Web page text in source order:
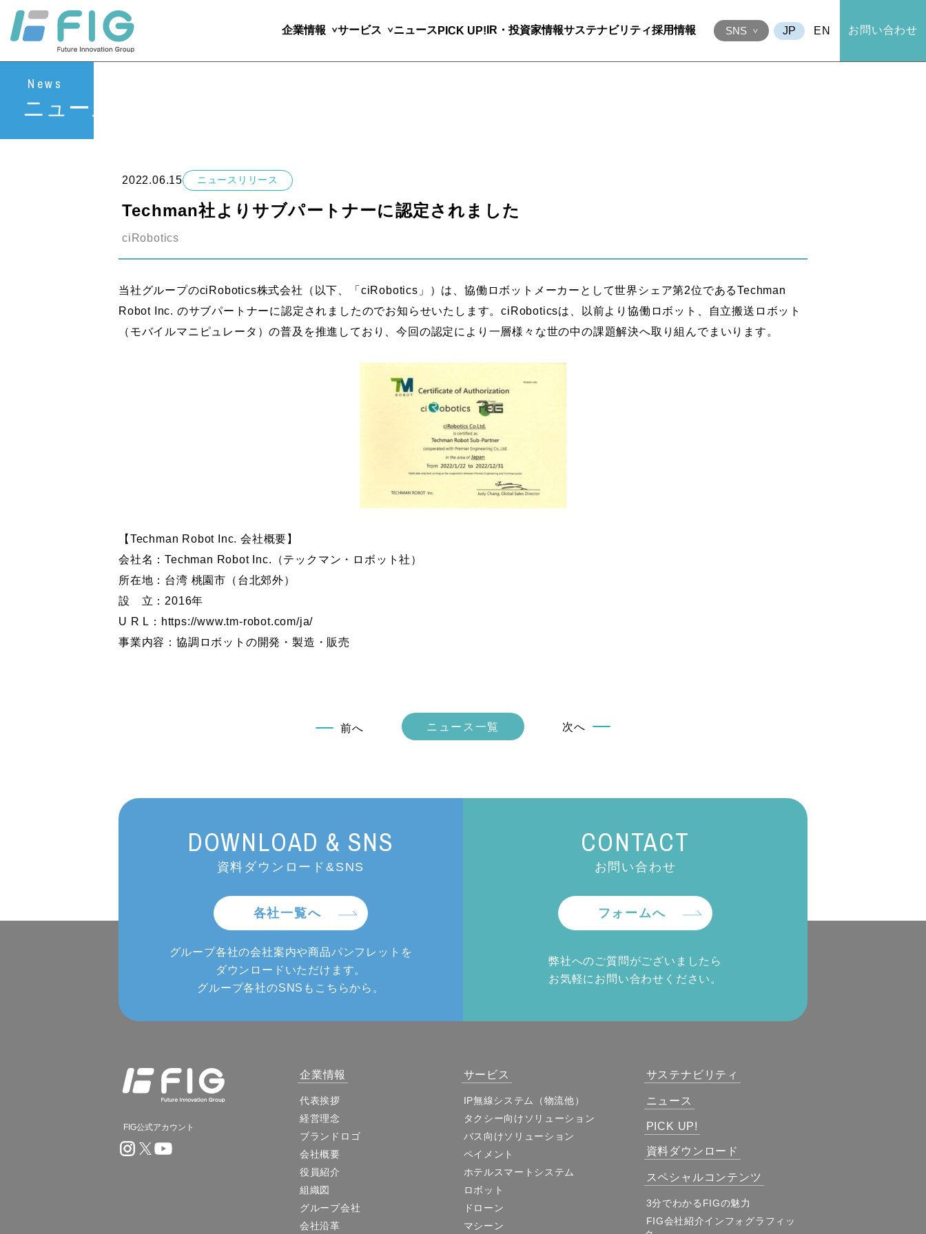
SNS EN お問い合わせ
企業情報 サービス ニュース PICK UP! IR・投資家情報サステナビリティ採用情報
News
ニュース
2022.06.15 ニュースリリース
Techman社よりサブパートナーに認定されました
ciRobotics
当社グループのciRobotics株式会社（以下、「ciRobotics」）は、協働ロボットメーカーとして世界シェア第2位であるTechman
Robot Inc. のサブパートナーに認定されましたのでお知らせいたします。ciRoboticsは、以前より協働ロボット、自立搬送ロボット
（モバイルマニピュレータ）の普及を推進しており、今回の認定により一層様々な世の中の課題解決へ取り組んでまいります。
【Techman Robot Inc. 会社概要】
会社名：Techman Robot Inc.（テックマン・ロボット社）
所在地：台湾 桃園市（台北郊外）
設 立：2016年
U R L：https://www.tm-robot.com/ja/
事業内容：協調ロボットの開発・製造・販売
前へ ニュース一覧 次へ
DOWNLOAD & SNS
資料ダウンロード&SNS
各社一覧へ
グループ各社の会社案内や商品パンフレットを
ダウンロードいただけます。
グループ各社のSNSもこちらから。
CONTACT
お問い合わせ
フォームへ
弊社へのご質問がございましたら
お気軽にお問い合わせください。
FIG公式アカウント
企業情報
代表挨拶
経営理念
ブランドロゴ
会社概要
役員紹介
組織図
グループ会社
会社沿革
サービス
IP無線システム（物流他）
タクシー向けソリューション
バス向けソリューション
ペイメント
ホテルスマートシステム
ロボット
ドローン
マシーン
サステナビリティ
ニュース
PICK UP!
資料ダウンロード
スペシャルコンテンツ
3分でわかるFIGの魅力
FIG会社紹介インフォグラフィッ